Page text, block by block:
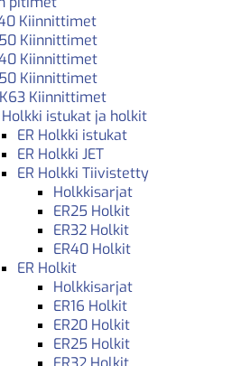
Kiinnittimet
Kiinnittimet
Kiinnittimet
Kiinnittimet
Kiinnittimet
Holkki istukat ja holkit
ER Holkki istukat
ER Holkki JET
ER Holkki Tiivistetty
Holkkisarjat
ER25 Holkit
ER32 Holkit
ER40 Holkit
ER Holkit
Holkkisarjat
ER16 Holkit
ER20 Holkit
ER25 Holkit